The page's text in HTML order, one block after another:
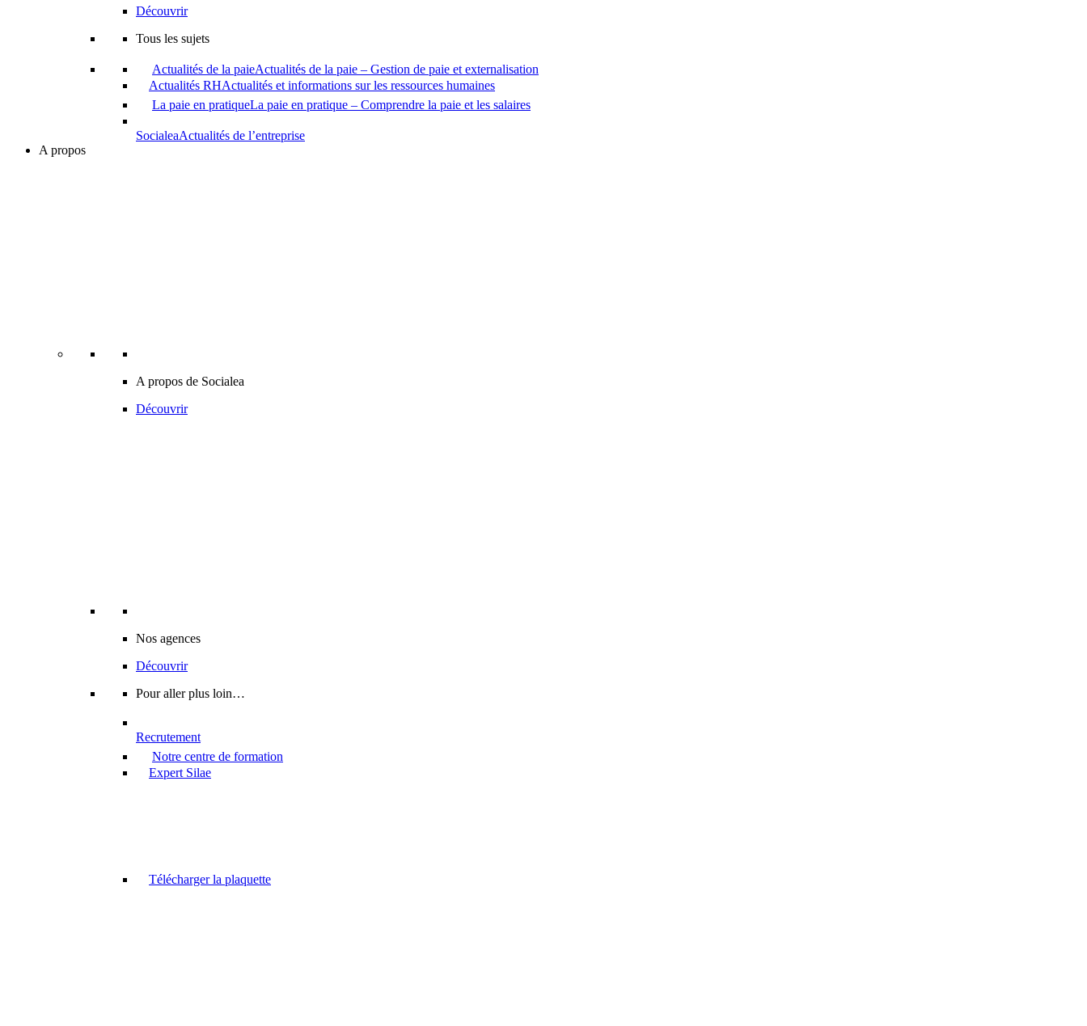
Découvrir
Tous les sujets
Actualités de la paieActualités de la paie – Gestion de paie et externalisation
Actualités RHActualités et informations sur les ressources humaines
La paie en pratiqueLa paie en pratique – Comprendre la paie et les salaires
SocialeaActualités de l’entreprise
A propos
A propos de Socialea
Découvrir
Nos agences
Découvrir
Pour aller plus loin…
Recrutement
Notre centre de formation
Expert Silae
Télécharger la plaquette